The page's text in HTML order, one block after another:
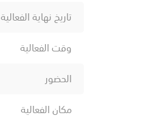
تاريخ نهاية الفعالية
وقت الفعالية
الحضور
مكان الفعالية